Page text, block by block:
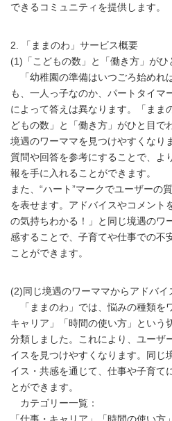
できるコミュニティを提供します。
2. 「ままのわ」サービス概要
(1)「こどもの数」と「働き方」が
「幼稚園の準備はいつごろ始めれ
も、一人っ子なのか、パートタイマ
によって答えは異なります。「まま
どもの数」と「働き方」がひと目で
境遇のワーママを見つけやすくなり
質問や回答を参考にすることで、よ
報を手に入れることができます。
また、“ハート”マークでユーザーの
を表せます。アドバイスやコメント
の気持ちわかる！」と同じ境遇のワ
感することで、子育てや仕事での不
ことができます。
(2)同じ境遇のワーママからアドバイ
「ままのわ」では、悩みの種類を
キャリア」「時間の使い方」という
分類しました。これにより、ユーザ
イスを見つけやすくなります。同じ
イス・共感を通じて、仕事や子育て
とができます。
カテゴリー一覧：